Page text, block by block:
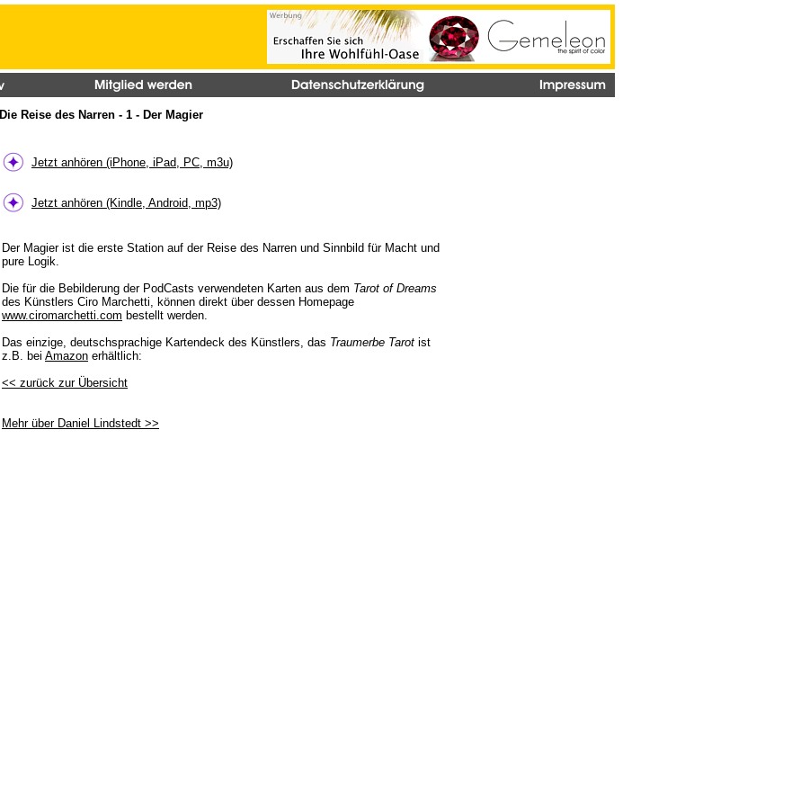
Die Reise des Narren - 1 - Der Magier
Jetzt anhören (iPhone, iPad, PC, m3u)
Jetzt anhören (Kindle, Android, mp3)
Der Magier ist die erste Station auf der Reise des Narren und Sinnbild für Macht und
pure Logik.
Die für die Bebilderung der PodCasts verwendeten Karten aus dem Tarot of Dreams
des Künstlers Ciro Marchetti, können direkt über dessen Homepage
www.ciromarchetti.com bestellt werden.
Das einzige, deutschsprachige Kartendeck des Künstlers, das Traumerbe Tarot ist
z.B. bei Amazon erhältlich:
<< zurück zur Übersicht
Mehr über Daniel Lindstedt >>